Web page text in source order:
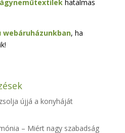
ágyneműtextilek hatalmas
webáruházunkban, ha
újjá a konyháját
– Miért nagy szabadság